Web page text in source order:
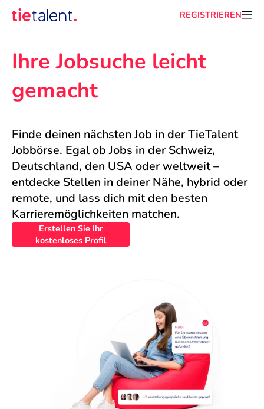
REGISTRIEREN
Ihre Jobsuche leicht
gemacht
Finde deinen nächsten Job in der TieTalent
Jobbörse. Egal ob Jobs in der Schweiz,
Deutschland, den USA oder weltweit –
entdecke Stellen in deiner Nähe, hybrid oder
remote, und lass dich mit den besten
Karrieremöglichkeiten matchen.
Erstellen Sie Ihr
kostenloses Profil